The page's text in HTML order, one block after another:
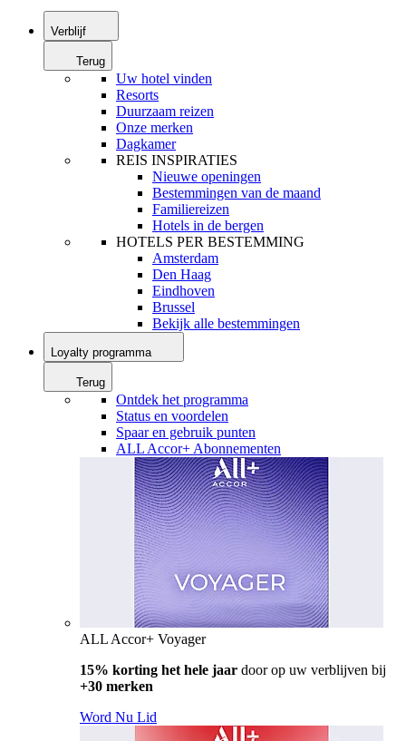
Verblijf
Terug
Uw hotel vinden
Resorts
Duurzaam reizen
Onze merken
Dagkamer
REIS INSPIRATIES
Nieuwe openingen
Bestemmingen van de maand
Familiereizen
Hotels in de bergen
HOTELS PER BESTEMMING
Amsterdam
Den Haag
Eindhoven
Brussel
Bekijk alle bestemmingen
Loyalty programma
Terug
Ontdek het programma
Status en voordelen
Spaar en gebruik punten
ALL Accor+ Abonnementen
ALL Accor+ Voyager
15% korting het hele jaar door op uw verblijven bij
+30 merken
Word Nu Lid